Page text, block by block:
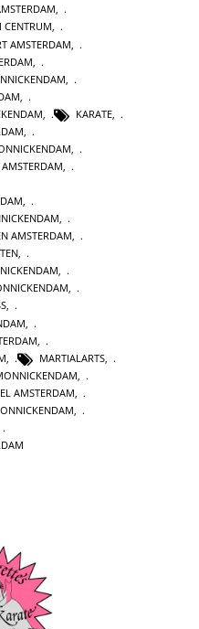
,
CENTRUM,
AMSTERDAM
KARATE
,
,
AMSTERDAM,
,
,
,
,
MARTIALARTS
AMSTERDAM